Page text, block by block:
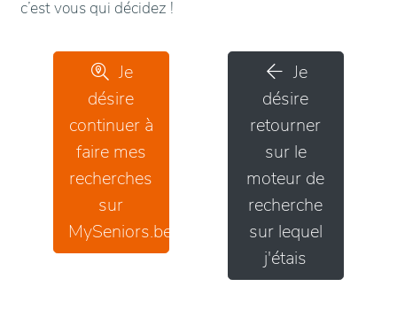
c’est vous qui décidez !
Je
désire
continuer à
faire mes
recherches
sur
MySeniors.be
Je
désire
retourner
sur le
moteur de
recherche
sur lequel
j'étais